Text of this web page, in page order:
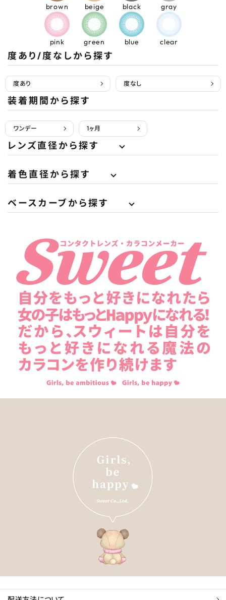
brown beige black gray
pink green blue clear
度あり/度なしから探す
度あり 度なし
装着期間から探す
ワンデー 1ヶ月
レンズ直径から探す
着色直径から探す
ベースカーブから探す